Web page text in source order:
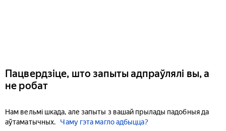
Пацвердзіце, што запыты адпраўлялі вы, а
не робат
Нам вельмі шкада, але запыты з вашай прылады падобныя да
аўтаматычных.
Чаму гэта магло адбыцца?